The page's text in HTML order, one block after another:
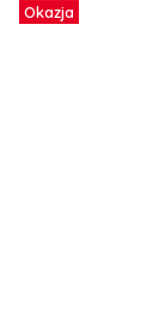
Okazja